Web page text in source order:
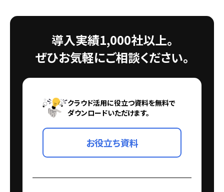
導入実績1,000社以上。
ぜひお気軽にご相談ください。
クラウド活用に役立つ資料を無料で
ダウンロードいただけます。
お役立ち資料